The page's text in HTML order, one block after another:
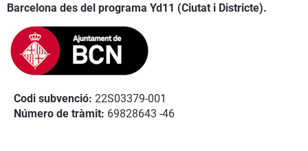
Barcelona des del programa Yd11 (Ciutat i Districte).
Codi subvenció: 22S03379-001
Número de tràmit: 69828643 -46